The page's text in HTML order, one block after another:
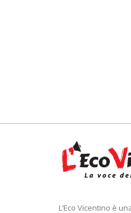
L’Eco Vicentino è